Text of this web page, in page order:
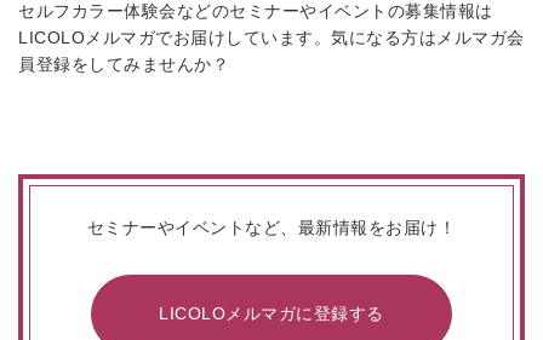
セルフカラー体験会などのセミナーやイベントの募集情報は
LICOLOメルマガでお届けしています。気になる方はメルマガ会
員登録をしてみませんか？
セミナーやイベントなど、最新情報をお届け！
LICOLOメルマガに登録する